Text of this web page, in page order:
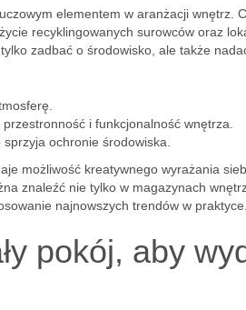
elementem w aranżacji wnętrz.
recyklingowanych surowców oraz
zadbać o środowisko, ale także
i funkcjonalność wnętrza.
ochronie środowiska.
możliwość kreatywnego wyrażania
znaleźć nie tylko w magazynach
najnowszych trendów w praktyce.
pokój, aby